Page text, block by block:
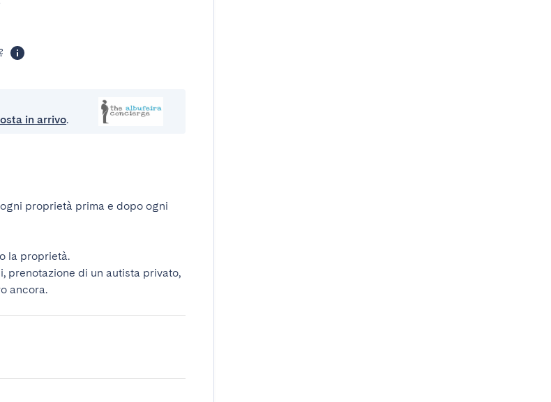
in arrivo.
proprietà prima e dopo ogni
la proprietà.
prenotazione di un autista privato,
ancora.